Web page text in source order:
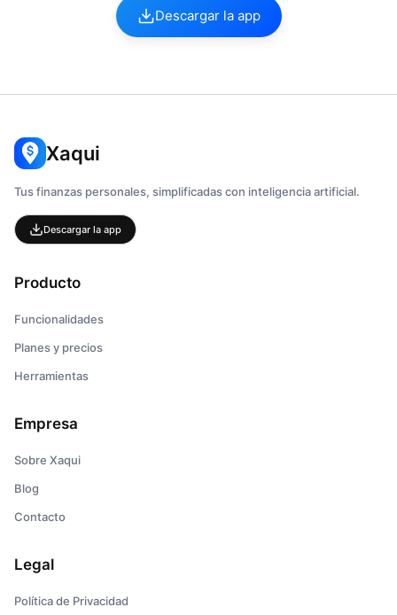
Descargar la app
Xaqui
Tus finanzas personales, simplificadas con inteligencia artificial.
Descargar la app
Producto
Funcionalidades
Planes y precios
Herramientas
Empresa
Sobre Xaqui
Blog
Contacto
Legal
Política de Privacidad